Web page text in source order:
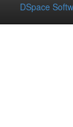
DSpace